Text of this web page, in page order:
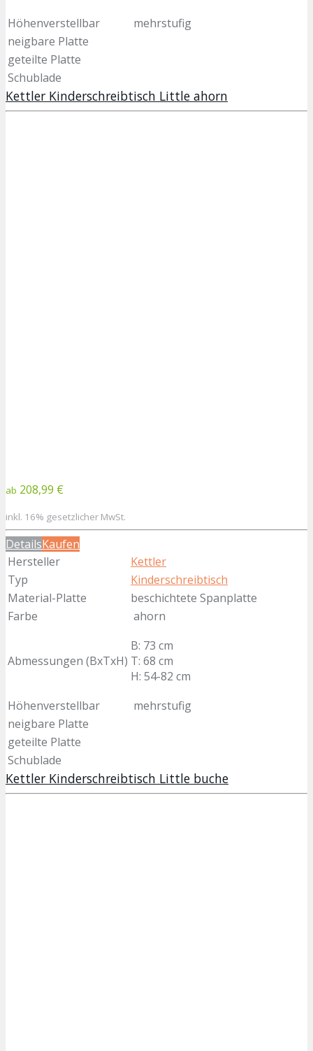
Höhenverstellbar
mehrstufig
neigbare Platte
geteilte Platte
Schublade
Kettler Kinderschreibtisch Little ahorn
ab 208,99 €
inkl. 16% gesetzlicher MwSt.
DetailsKaufen
Hersteller
Kettler
Typ
Kinderschreibtisch
Material-Platte
beschichtete Spanplatte
Farbe
ahorn
Abmessungen (BxTxH)
B: 73 cm
T: 68 cm
H: 54-82 cm
Höhenverstellbar
mehrstufig
neigbare Platte
geteilte Platte
Schublade
Kettler Kinderschreibtisch Little buche